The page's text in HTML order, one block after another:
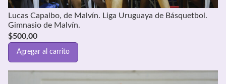
Lucas Capalbo, de Malvín. Liga Uruguaya de Básquetbol.
Gimnasio de Malvín.
$500,00
Agregar al carrito